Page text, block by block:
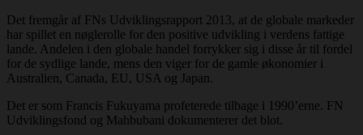
Det fremgår af FNs Udviklingsrapport 2013, at de globale markeder
har spillet en nøglerolle for den positive udvikling i verdens fattige
lande. Andelen i den globale handel forrykker sig i disse år til fordel
for de sydlige lande, mens den viger for de gamle økonomier i
Australien, Canada, EU, USA og Japan.
Det er som Francis Fukuyama profeterede tilbage i 1990’erne. FN
Udviklingsfond og Mahbubani dokumenterer det blot.